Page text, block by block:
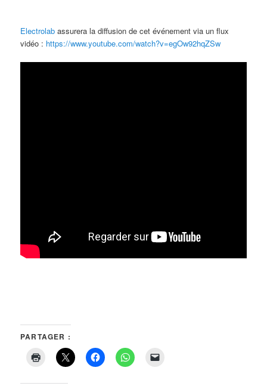
Electrolab assurera la diffusion de cet événement via un flux
vidéo : https://www.youtube.com/watch?v=egOw92hqZSw
PARTAGER :